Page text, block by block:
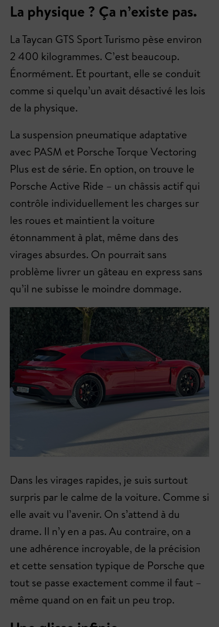
La physique ? Ça n’existe pas.
La Taycan GTS Sport Turismo pèse environ
2 400 kilogrammes. C’est beaucoup.
Énormément. Et pourtant, elle se conduit
comme si quelqu’un avait désactivé les lois
de la physique.
La suspension pneumatique adaptative
avec PASM et Porsche Torque Vectoring
Plus est de série. En option, on trouve le
Porsche Active Ride – un châssis actif qui
contrôle individuellement les charges sur
les roues et maintient la voiture
étonnamment à plat, même dans des
virages absurdes. On pourrait sans
problème livrer un gâteau en express sans
qu’il ne subisse le moindre dommage.
Dans les virages rapides, je suis surtout
surpris par le calme de la voiture. Comme si
elle avait vu l’avenir. On s’attend à du
drame. Il n’y en a pas. Au contraire, on a
une adhérence incroyable, de la précision
et cette sensation typique de Porsche que
tout se passe exactement comme il faut –
même quand on en fait un peu trop.